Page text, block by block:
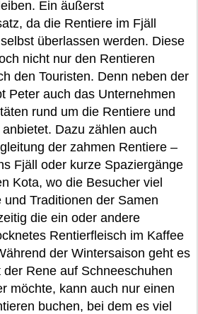
Ein äußerst
da die Rentiere im Fjäll
überlassen werden. Diese
nicht nur den Rentieren
den Touristen. Denn neben der
Peter auch das Unternehmen
rund um die Rentiere und
Dazu zählen auch
der zahmen Rentiere –
Fjäll oder kurze Spaziergänge
Kota, wo die Besucher viel
Traditionen der Samen
die ein oder andere
Rentierfleisch im Kaffee
der Wintersaison geht es
der Rene auf Schneeschuhen
möchte, kann auch nur einen
buchen, bei dem es viel